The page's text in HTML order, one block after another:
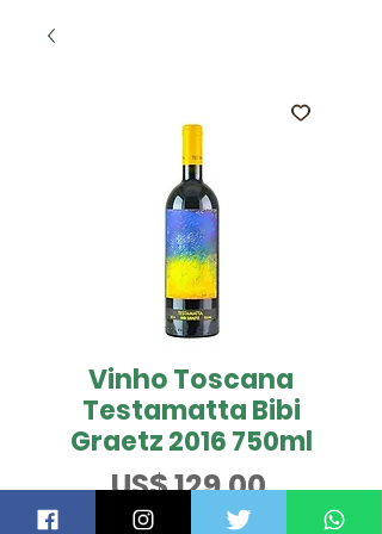
Vinho Toscana
Testamatta Bibi
Graetz 2016 750ml
US$ 129,00Preço